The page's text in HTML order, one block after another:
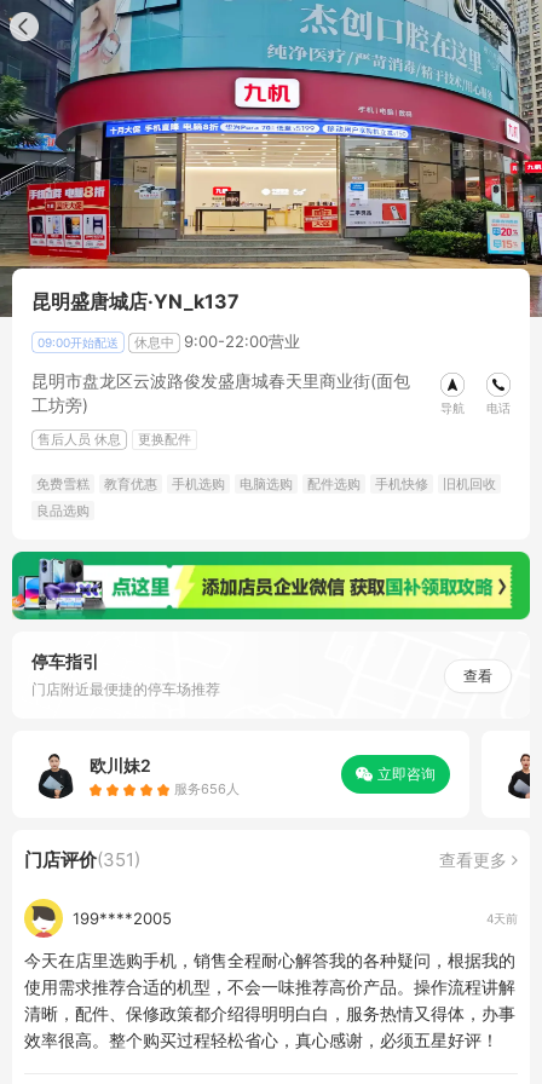
昆明盛唐城店·YN_k137
09:00开始配送 休息中 9:00-22:00营业
昆明市盘龙区云波路俊发盛唐城春天里商业街(面包
工坊旁)
导航 电话
售后人员 休息 更换配件
免费雪糕 教育优惠 手机选购 电脑选购 配件选购 手机快修
旧机回收
良品选购
停车指引
门店附近最便捷的停车场推荐
查看
欧川妹2
服务656人
立即咨询
门店评价(351) 查看更多
199****2005 4天前
今天在店里选购手机，销售全程耐心解答我的各种疑问，根据我的
使用需求推荐合适的机型，不会一味推荐高价产品。操作流程讲解
清晰，配件、保修政策都介绍得明明白白，服务热情又得体，办事
效率很高。整个购买过程轻松省心，真心感谢，必须五星好评！